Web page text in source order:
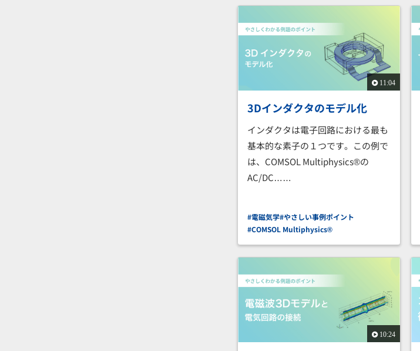
11:04
3Dインダクタのモデル化
インダクタは電子回路における最も
基本的な素子の１つです。この例で
は、COMSOL Multiphysics®の
AC/DC……
#電磁気学#やさしい事例ポイント
#COMSOL Multiphysics®
10:24